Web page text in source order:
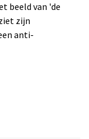
beeld van 'de
zijn
anti-